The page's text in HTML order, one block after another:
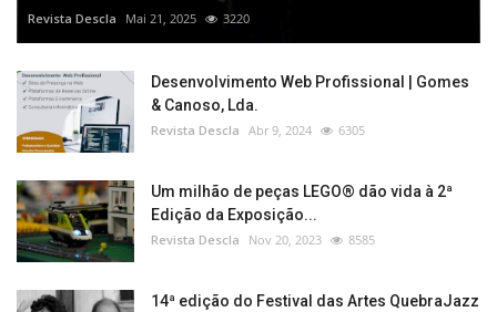
Revista Descla Mai 21, 2025 3220
Desenvolvimento Web Profissional | Gomes
& Canoso, Lda.
Revista Descla Abr 9, 2024 6305
Um milhão de peças LEGO® dão vida à 2ª
Edição da Exposição...
Revista Descla Nov 20, 2023 8585
14ª edição do Festival das Artes QuebraJazz